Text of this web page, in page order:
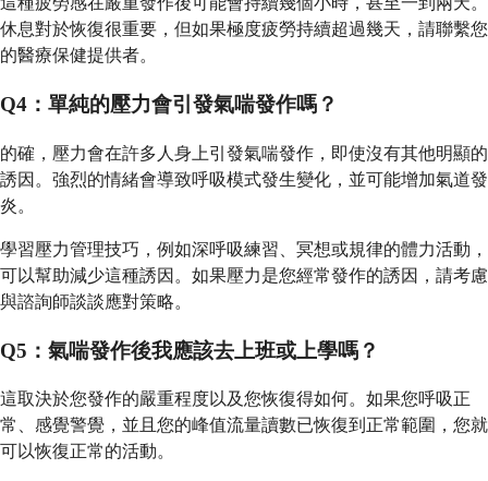
休息對於恢復很重要，但如果極度疲勞持續超過幾天，請聯繫您
的醫療保健提供者。
Q4：單純的壓力會引發氣喘發作嗎？
的確，壓力會在許多人身上引發氣喘發作，即使沒有其他明顯的
誘因。強烈的情緒會導致呼吸模式發生變化，並可能增加氣道發
炎。
學習壓力管理技巧，例如深呼吸練習、冥想或規律的體力活動，
可以幫助減少這種誘因。如果壓力是您經常發作的誘因，請考慮
與諮詢師談談應對策略。
Q5：氣喘發作後我應該去上班或上學嗎？
這取決於您發作的嚴重程度以及您恢復得如何。如果您呼吸正
常、感覺警覺，並且您的峰值流量讀數已恢復到正常範圍，您就
可以恢復正常的活動。